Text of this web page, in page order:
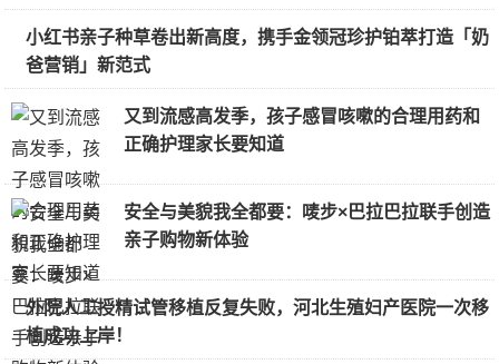
小红书亲子种草卷出新高度，携手金领冠珍护铂萃打造「奶
爸营销」新范式
又到流感高发季，孩子感冒咳嗽的合理用药和
正确护理家长要知道
安全与美貌我全都要：唛步×巴拉巴拉联手创造
亲子购物新体验
外院人工授精试管移植反复失败，河北生殖妇产医院一次移
植成功上岸！